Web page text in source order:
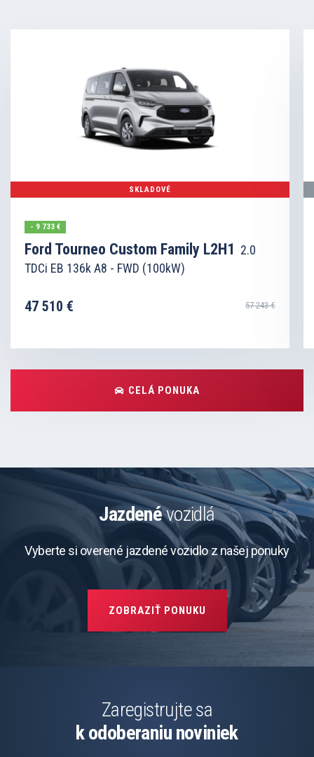
SKLADOVÉ
- 9 733 €
Ford Tourneo Custom Family L2H1 2.0
TDCi EB 136k A8 - FWD (100kW)
47 510 € 57 243 €
CELÁ PONUKA
Jazdenévozidlá
Vyberte si overené jazdené vozidlo z našej ponuky
ZOBRAZIŤ PONUKU
Zaregistrujte sa
k odoberaniu noviniek